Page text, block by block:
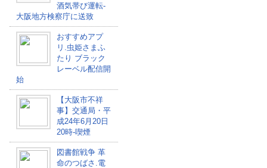
酒気帯び運転-
大阪地方検察庁に送致
おすすめアプ
リ.虫姫さまふ
たり ブラック
レーベル配信開
始
【大阪市不祥
事】交通局・平
成24年6月20日
20時-喫煙
図書館戦争 革
命のつばさ.電